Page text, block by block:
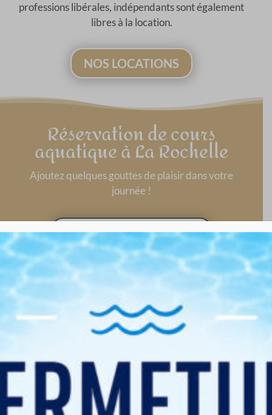
professions libérales, indépendants sont également
libres à la location.
NOS LOCATIONS
Réservation de cours
aquatique à La Rochelle
Ajoutez quelques gouttes de plaisir dans votre
journée !
RÉSERVER UNE SÉANCE